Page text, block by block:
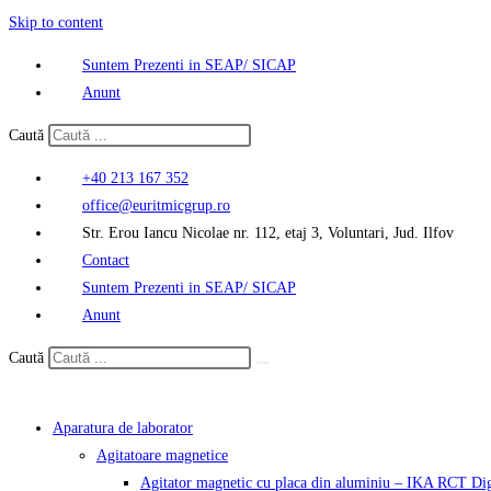
Skip to content
Suntem Prezenti in SEAP/ SICAP
Anunt
Caută
+40 213 167 352
office@euritmicgrup.ro
Str. Erou Iancu Nicolae nr. 112, etaj 3, Voluntari, Jud. Ilfov
Contact
Suntem Prezenti in SEAP/ SICAP
Anunt
Caută
Aparatura de laborator
Agitatoare magnetice
Agitator magnetic cu placa din aluminiu – IKA RCT